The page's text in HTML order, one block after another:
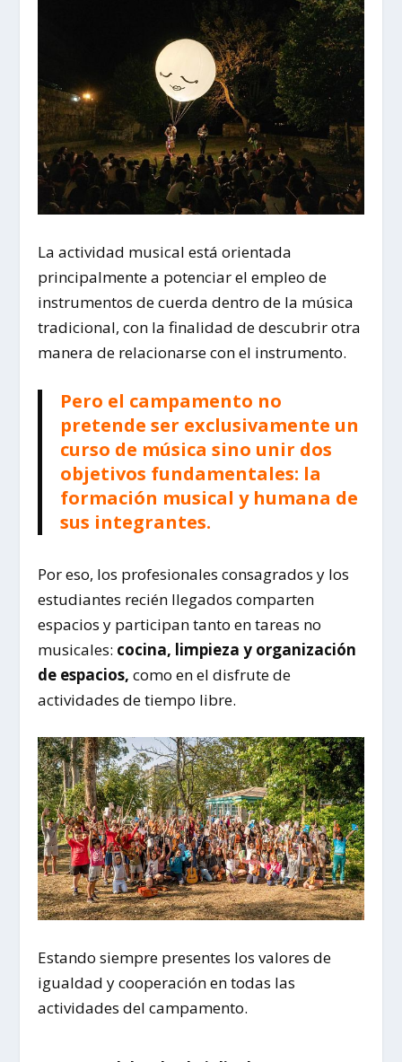
La actividad musical está orientada
principalmente a potenciar el empleo de
instrumentos de cuerda dentro de la música
tradicional, con la finalidad de descubrir otra
manera de relacionarse con el instrumento.
Pero el campamento no
pretende ser exclusivamente un
curso de música sino unir dos
objetivos fundamentales: la
formación musical y humana de
sus integrantes.
Por eso, los profesionales consagrados y los
estudiantes recién llegados comparten
espacios y participan tanto en tareas no
musicales: cocina, limpieza y organización
de espacios, como en el disfrute de
actividades de tiempo libre.
Estando siempre presentes los valores de
igualdad y cooperación en todas las
actividades del campamento.